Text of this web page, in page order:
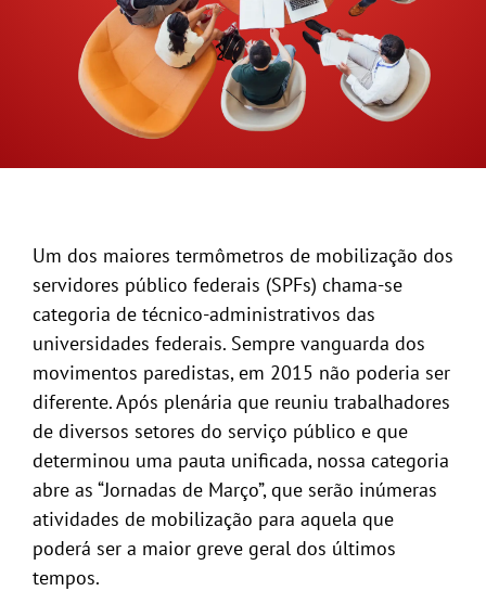
Um dos maiores termômetros de mobilização dos
servidores público federais (SPFs) chama-se
categoria de técnico-administrativos das
universidades federais. Sempre vanguarda dos
movimentos paredistas, em 2015 não poderia ser
diferente. Após plenária que reuniu trabalhadores
de diversos setores do serviço público e que
determinou uma pauta unificada, nossa categoria
abre as “Jornadas de Março”, que serão inúmeras
atividades de mobilização para aquela que
poderá ser a maior greve geral dos últimos
tempos.